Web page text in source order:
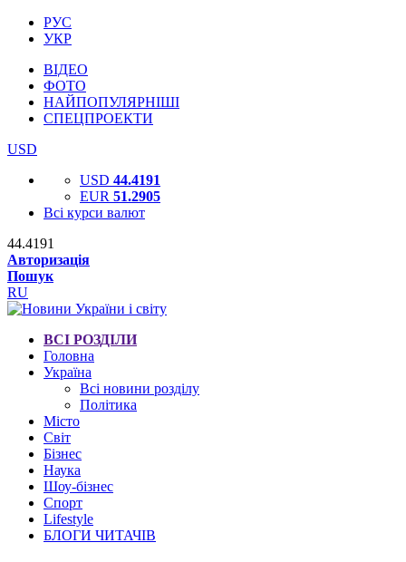
РУС
УКР
ВІДЕО
ФОТО
НАЙПОПУЛЯРНІШІ
СПЕЦПРОЕКТИ
USD
USD 44.4191
EUR 51.2905
Всі курси валют
44.4191
Авторизація
Пошук
RU
ВСІ РОЗДІЛИ
Головна
Україна
Всі новини розділу
Політика
Місто
Світ
Бізнес
Наука
Шоу-бізнес
Спорт
Lifestyle
БЛОГИ ЧИТАЧІВ